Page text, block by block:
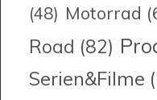
(48) Motorrad
Road (82)
Serien&Filme